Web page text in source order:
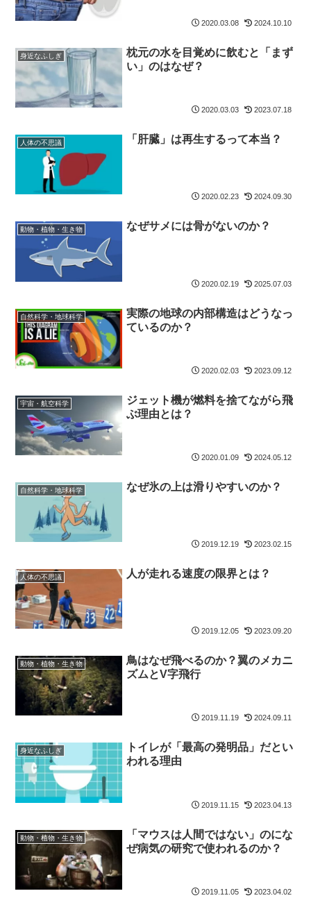
2020.03.08 2024.10.10
身近なふしぎ
枕元の水を目覚めに飲むと「まず
い」のはなぜ？
2020.03.03 2023.07.18
人体の不思議 「肝臓」は再生するって本当？
2020.02.23 2024.09.30
動物・植物・生き物 なぜサメには骨がないのか？
2020.02.19 2025.07.03
自然科学・地球科学
実際の地球の内部構造はどうなっ
ているのか？
2020.02.03 2023.09.12
宇宙・航空科学
ジェット機が燃料を捨てながら飛
ぶ理由とは？
2020.01.09 2024.05.12
自然科学・地球科学 なぜ氷の上は滑りやすいのか？
2019.12.19 2023.02.15
人体の不思議 人が走れる速度の限界とは？
2019.12.05 2023.09.20
動物・植物・生き物
鳥はなぜ飛べるのか？翼のメカニ
ズムとV字飛行
2019.11.19 2024.09.11
身近なふしぎ
トイレが「最高の発明品」だとい
われる理由
2019.11.15 2023.04.13
動物・植物・生き物
「マウスは人間ではない」のにな
ぜ病気の研究で使われるのか？
2019.11.05 2023.04.02